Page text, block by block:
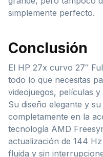
simplemente perfecto.
Conclusión
El HP 27x curvo 27″
todo lo que necesitas
videojuegos, películas
Su diseño elegante y
completamente en la
tecnología AMD
actualización de 144
fluida y sin